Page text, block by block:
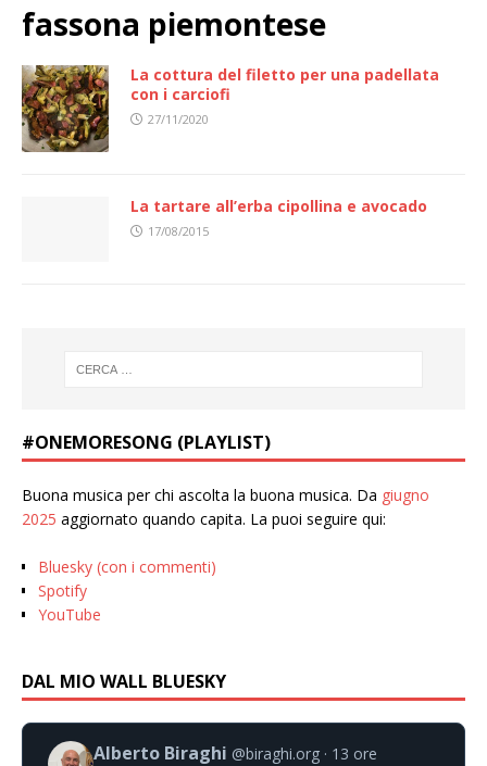
fassona piemontese
La cottura del filetto per una padellata
con i carciofi
27/11/2020
La tartare all’erba cipollina e avocado
17/08/2015
#ONEMORESONG (PLAYLIST)
Buona musica per chi ascolta la buona musica. Da giugno
2025 aggiornato quando capita. La puoi seguire qui:
Bluesky (con i commenti)
Spotify
YouTube
DAL MIO WALL BLUESKY
Alberto Biraghi @biraghi.org 13 ore